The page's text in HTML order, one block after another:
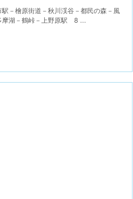
駅－檜原街道－秋川渓谷－都民の森－風
摩湖－鶴峠－上野原駅 8 ...